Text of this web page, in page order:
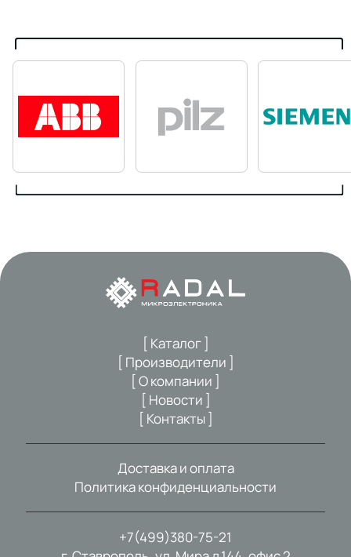
+7(499)380-75-21
[ Каталог ]
[ Производители ]
[ О компании ]
[ Новости ]
[ Контакты ]
Доставка и оплата
Политика конфиденциальности